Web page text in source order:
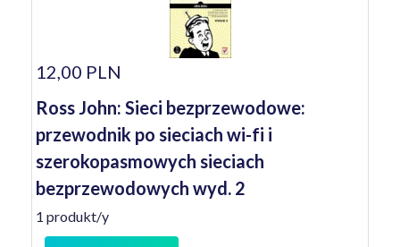
12,00 PLN
Ross John: Sieci bezprzewodowe:
przewodnik po sieciach wi-fi i
szerokopasmowych sieciach
bezprzewodowych wyd. 2
1 produkt/y